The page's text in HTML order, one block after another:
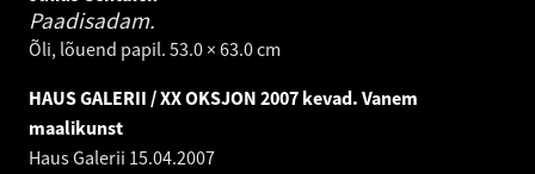
Paadisadam.
Õli, lõuend papil. 53.0 × 63.0 cm
HAUS GALERII / XX OKSJON 2007 kevad. Vanem
maalikunst
Haus Galerii 15.04.2007